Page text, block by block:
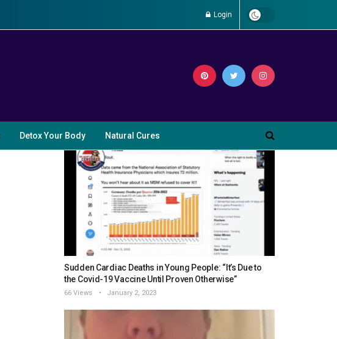
Login
Detox Your Body Natural Cures
Sudden Cardiac Deaths in Young People: “It’s Due to
the Covid-19 Vaccine Until Proven Otherwise”
66 Views January 2, 2023